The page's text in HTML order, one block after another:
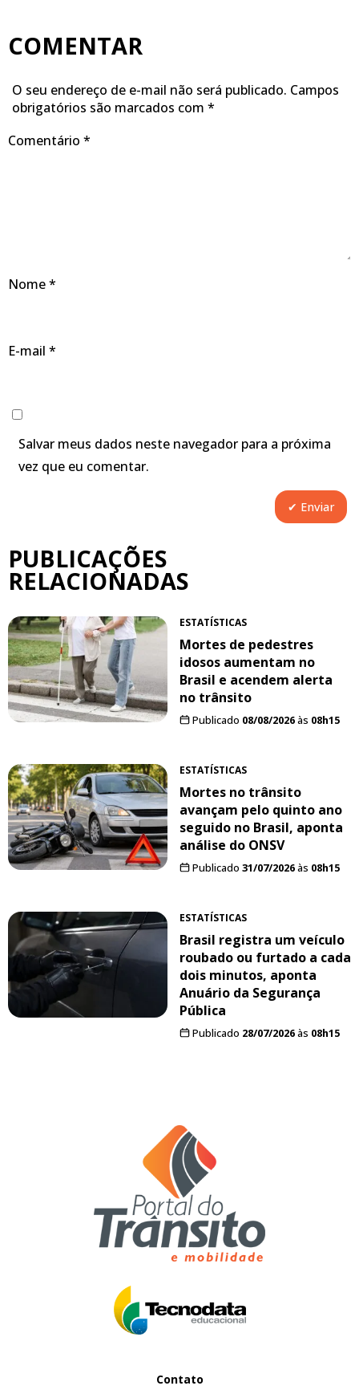
COMENTAR
O seu endereço de e-mail não será publicado. Campos
obrigatórios são marcados com *
Comentário *
Nome*
E-mail *
Salvar meus dados neste navegador para a próxima
vez que eu comentar.
PUBLICAÇÕES
RELACIONADAS
ESTATÍSTICAS
Mortes de pedestres
idosos aumentam no
Brasil e acendem alerta
no trânsito
Publicado 08/08/2026às 08h15
ESTATÍSTICAS
Mortes no trânsito
avançam pelo quinto ano
seguido no Brasil, aponta
análise do ONSV
Publicado 31/07/2026às 08h15
ESTATÍSTICAS
Brasil registra um veículo
roubado ou furtado a cada
dois minutos, aponta
Anuário da Segurança
Pública
Publicado 28/07/2026às 08h15
Contato